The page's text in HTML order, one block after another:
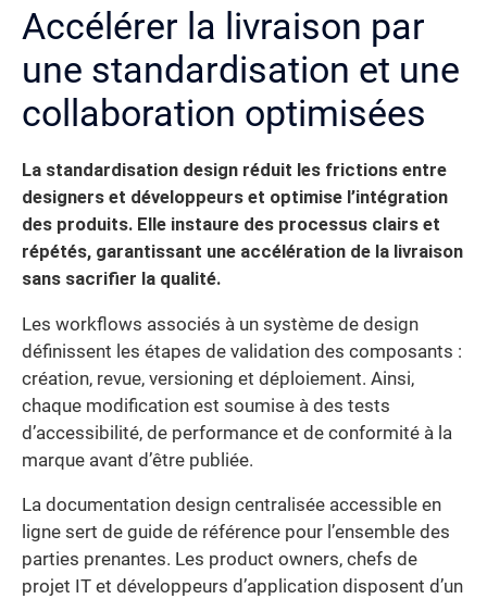
Accélérer la livraison par
une standardisation et une
collaboration optimisées
La standardisation design réduit les frictions entre
designers et développeurs et optimise l’intégration
des produits. Elle instaure des processus clairs et
répétés, garantissant une accélération de la livraison
sans sacrifier la qualité.
Les workflows associés à un système de design
définissent les étapes de validation des composants :
création, revue, versioning et déploiement. Ainsi,
chaque modification est soumise à des tests
d’accessibilité, de performance et de conformité à la
marque avant d’être publiée.
La documentation design centralisée accessible en
ligne sert de guide de référence pour l’ensemble des
parties prenantes. Les product owners, chefs de
projet IT et développeurs d’application disposent d’un